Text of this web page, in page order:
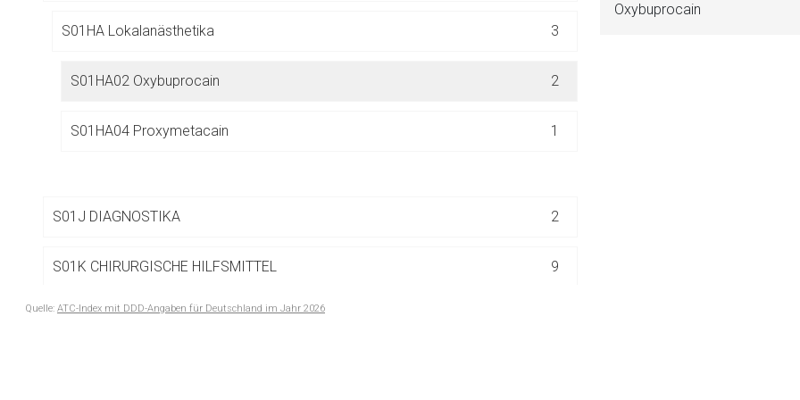
S01HA Lokalanästhetika 3
S01HA02 Oxybuprocain 2
S01HA04 Proxymetacain 1
S01J DIAGNOSTIKA 2
S01K CHIRURGISCHE HILFSMITTEL 9
S01L MITTEL GEGEN VASKULÄRE AUGENERKRANKUNGEN
Quelle: ATC-Index mit DDD-Angaben für Deutschland im Jahr 2026
Oxybuprocain
Betreiber verantwortlich. Ebenso gelten dort ggf. andere Datenschutzbestimmungen.